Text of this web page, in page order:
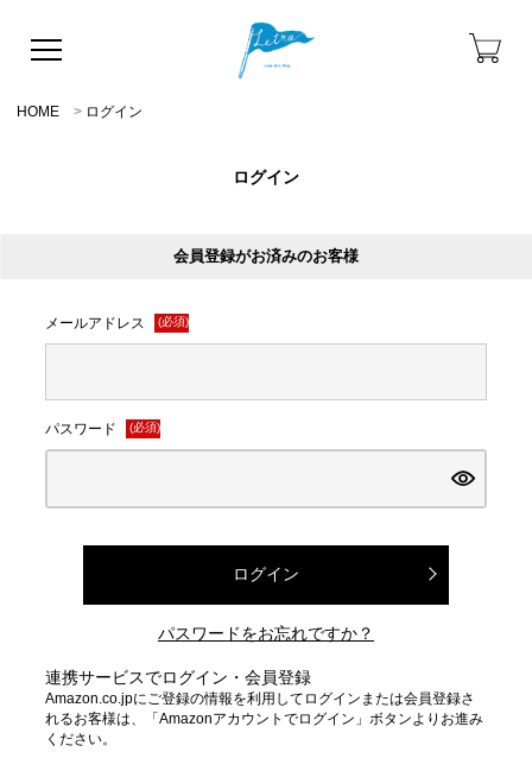
HOME ログイン
ログイン
会員登録がお済みのお客様
メールアドレス (必須)
パスワード (必須)
ログイン
パスワードをお忘れですか？
連携サービスでログイン・会員登録
Amazon.co.jpにご登録の情報を利用してログインまたは会員登録さ
れるお客様は、「Amazonアカウントでログイン」ボタンよりお進み
ください。